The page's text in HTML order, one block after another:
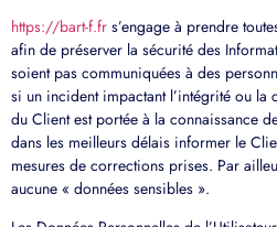
https://bart-f.fr s’engage à prendre
afin de préserver la sécurité des
soient pas communiquées à des
si un incident impactant l’intégrité ou
du Client est portée à la connaissance
dans les meilleurs délais informer le
mesures de corrections prises. Par
aucune « données sensibles ».